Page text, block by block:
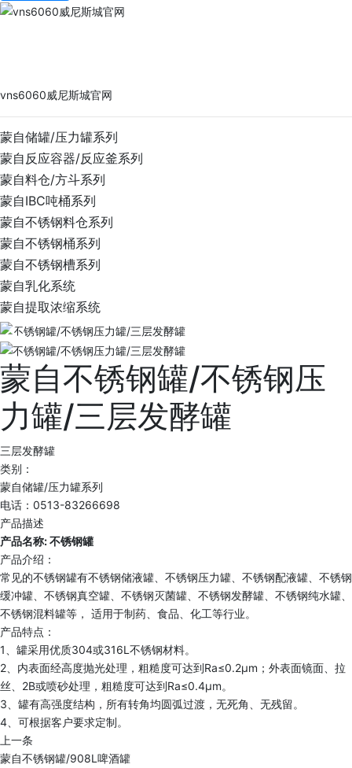
vns6060威尼斯城官网
蒙自储罐/压力罐系列
蒙自反应容器/反应釜系列
蒙自料仓/方斗系列
蒙自IBC吨桶系列
蒙自不锈钢料仓系列
蒙自不锈钢桶系列
蒙自不锈钢槽系列
蒙自乳化系统
蒙自提取浓缩系统
蒙自不锈钢罐/不锈钢压
力罐/三层发酵罐
三层发酵罐
类别：
蒙自储罐/压力罐系列
电话：0513-83266698
产品描述
产品名称: 不锈钢罐
产品介绍：
常见的不锈钢罐有不锈钢储液罐、不锈钢压力罐、不锈钢配液罐、不锈钢
缓冲罐、不锈钢真空罐、不锈钢灭菌罐、不锈钢发酵罐、不锈钢纯水罐、
不锈钢混料罐等， 适用于制药、食品、化工等行业。
产品特点：
1、罐采用优质304或316L不锈钢材料。
2、内表面经高度抛光处理，粗糙度可达到Ra≤0.2μm；外表面镜面、拉
丝、2B或喷砂处理，粗糙度可达到Ra≤0.4μm。
3、罐有高强度结构，所有转角均圆弧过渡，无死角、无残留。
4、可根据客户要求定制。
上一条
蒙自不锈钢罐/908L啤酒罐